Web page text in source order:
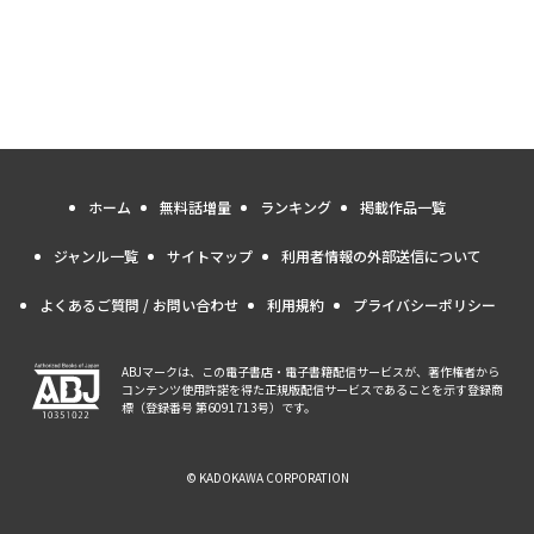
ホーム 無料話増量 ランキング 掲載作品一覧
ジャンル一覧 サイトマップ 利用者情報の外部送信について
よくあるご質問 / お問い合わせ 利用規約 プライバシーポリシー
ABJマークは、この電子書店・電子書籍配信サービスが、著作権者から
コンテンツ使用許諾を得た正規版配信サービスであることを示す登録商
標（登録番号 第6091713号）です。
© KADOKAWA CORPORATION